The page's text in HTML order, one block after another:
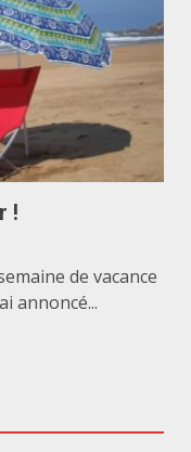
!
de vacance
annoncé...